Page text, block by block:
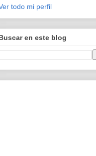
todo mi perfil
en este blog